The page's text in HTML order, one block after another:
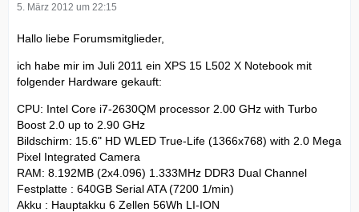
5. März 2012 um 22:15
Hallo liebe Forumsmitglieder,
ich habe mir im Juli 2011 ein XPS 15 L502 X Notebook mit
folgender Hardware gekauft:
CPU: Intel Core i7-2630QM processor 2.00 GHz with Turbo
Boost 2.0 up to 2.90 GHz
Bildschirm: 15.6" HD WLED True-Life (1366x768) with 2.0 Mega
Pixel Integrated Camera
RAM: 8.192MB (2x4.096) 1.333MHz DDR3 Dual Channel
Festplatte : 640GB Serial ATA (7200 1/min)
Akku : Hauptakku 6 Zellen 56Wh LI-ION